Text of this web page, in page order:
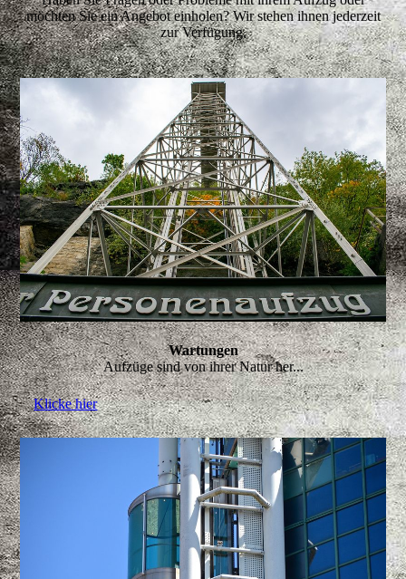
möchten Sie ein Angebot einholen? Wir stehen ihnen jederzeit
zur Verfügung.
Wartungen
Aufzüge sind von ihrer Natur her...
Klicke hier